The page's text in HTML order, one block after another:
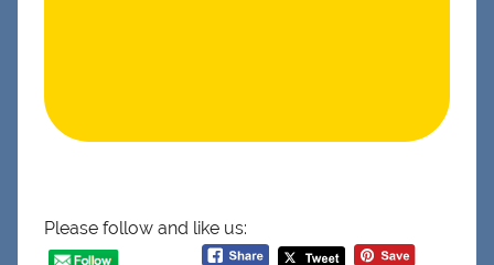
Please follow and like us: